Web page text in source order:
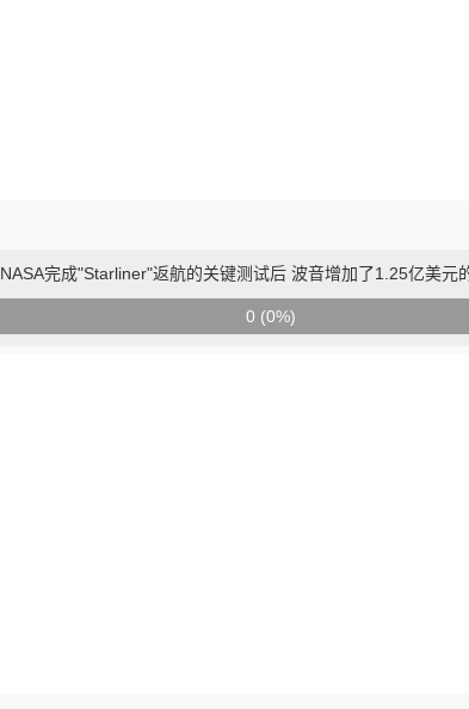
NASA完成"Starliner"返航的关键测试后 波音增加了1.25亿美元
0 (0%)